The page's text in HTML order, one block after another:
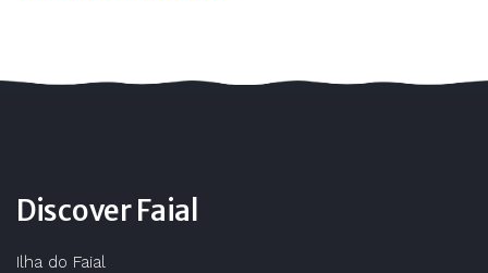
Discover Faial
Ilha do Faial